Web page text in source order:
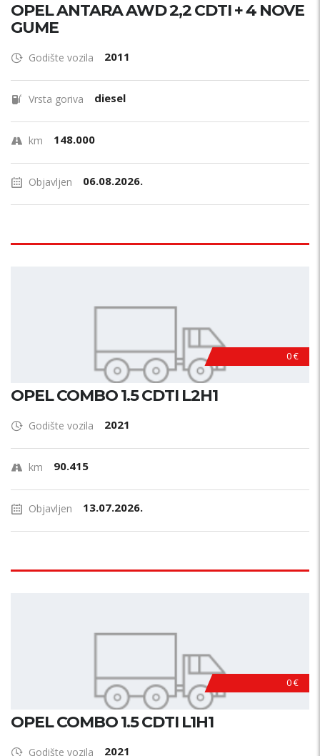
OPEL ANTARA AWD 2,2 CDTI + 4 NOVE
GUME
Godište vozila 2011
Vrsta goriva diesel
km 148.000
Objavljen 06.08.2026.
0 €
OPEL COMBO 1.5 CDTI L2H1
Godište vozila 2021
km 90.415
Objavljen 13.07.2026.
0 €
OPEL COMBO 1.5 CDTI L1H1
Godište vozila 2021